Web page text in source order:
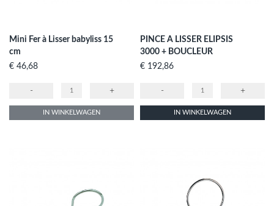
Mini Fer à Lisser babyliss 15
cm
Prijs
€ 46,68
- +
IN WINKELWAGEN
PINCE A LISSER ELIPSIS
3000 + BOUCLEUR
Prijs
€ 192,86
- +
IN WINKELWAGEN